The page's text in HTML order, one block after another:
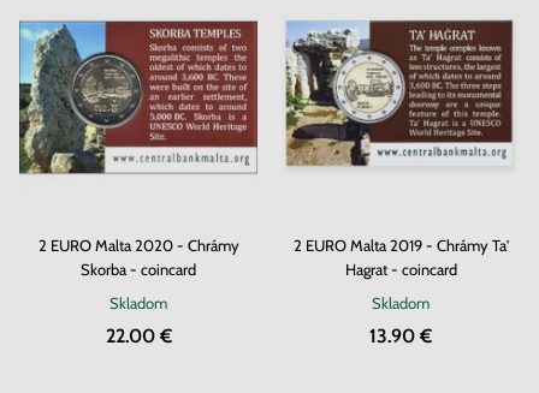
2 EURO Malta 2020 - Chrámy
Skorba - coincard
Skladom
22.00 €
2 EURO Malta 2019 - Chrámy Ta'
Hagrat - coincard
Skladom
13.90 €